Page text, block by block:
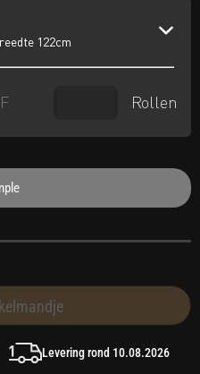
122cm
Rollen
Levering rond 10.08.2026